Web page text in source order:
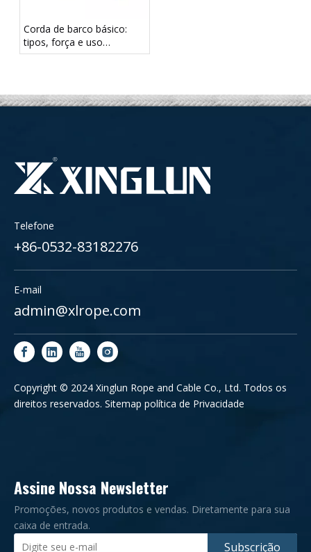
Corda de barco básico:
tipos, força e uso
adequado
Telefone
+86-0532-83182276
E-mail
admin@xlrope.com
Copyright © 2024 Xinglun Rope and Cable Co., Ltd. Todos os
direitos reservados. Sitemap política de Privacidade
Assine Nossa Newsletter
Promoções, novos produtos e vendas. Diretamente para sua
caixa de entrada.
Subscrição